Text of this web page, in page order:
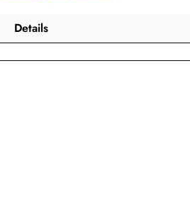
Details